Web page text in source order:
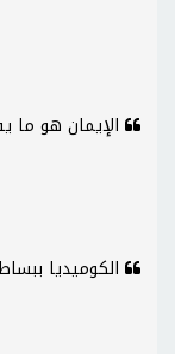
الإيمان هو ما
الكوميديا